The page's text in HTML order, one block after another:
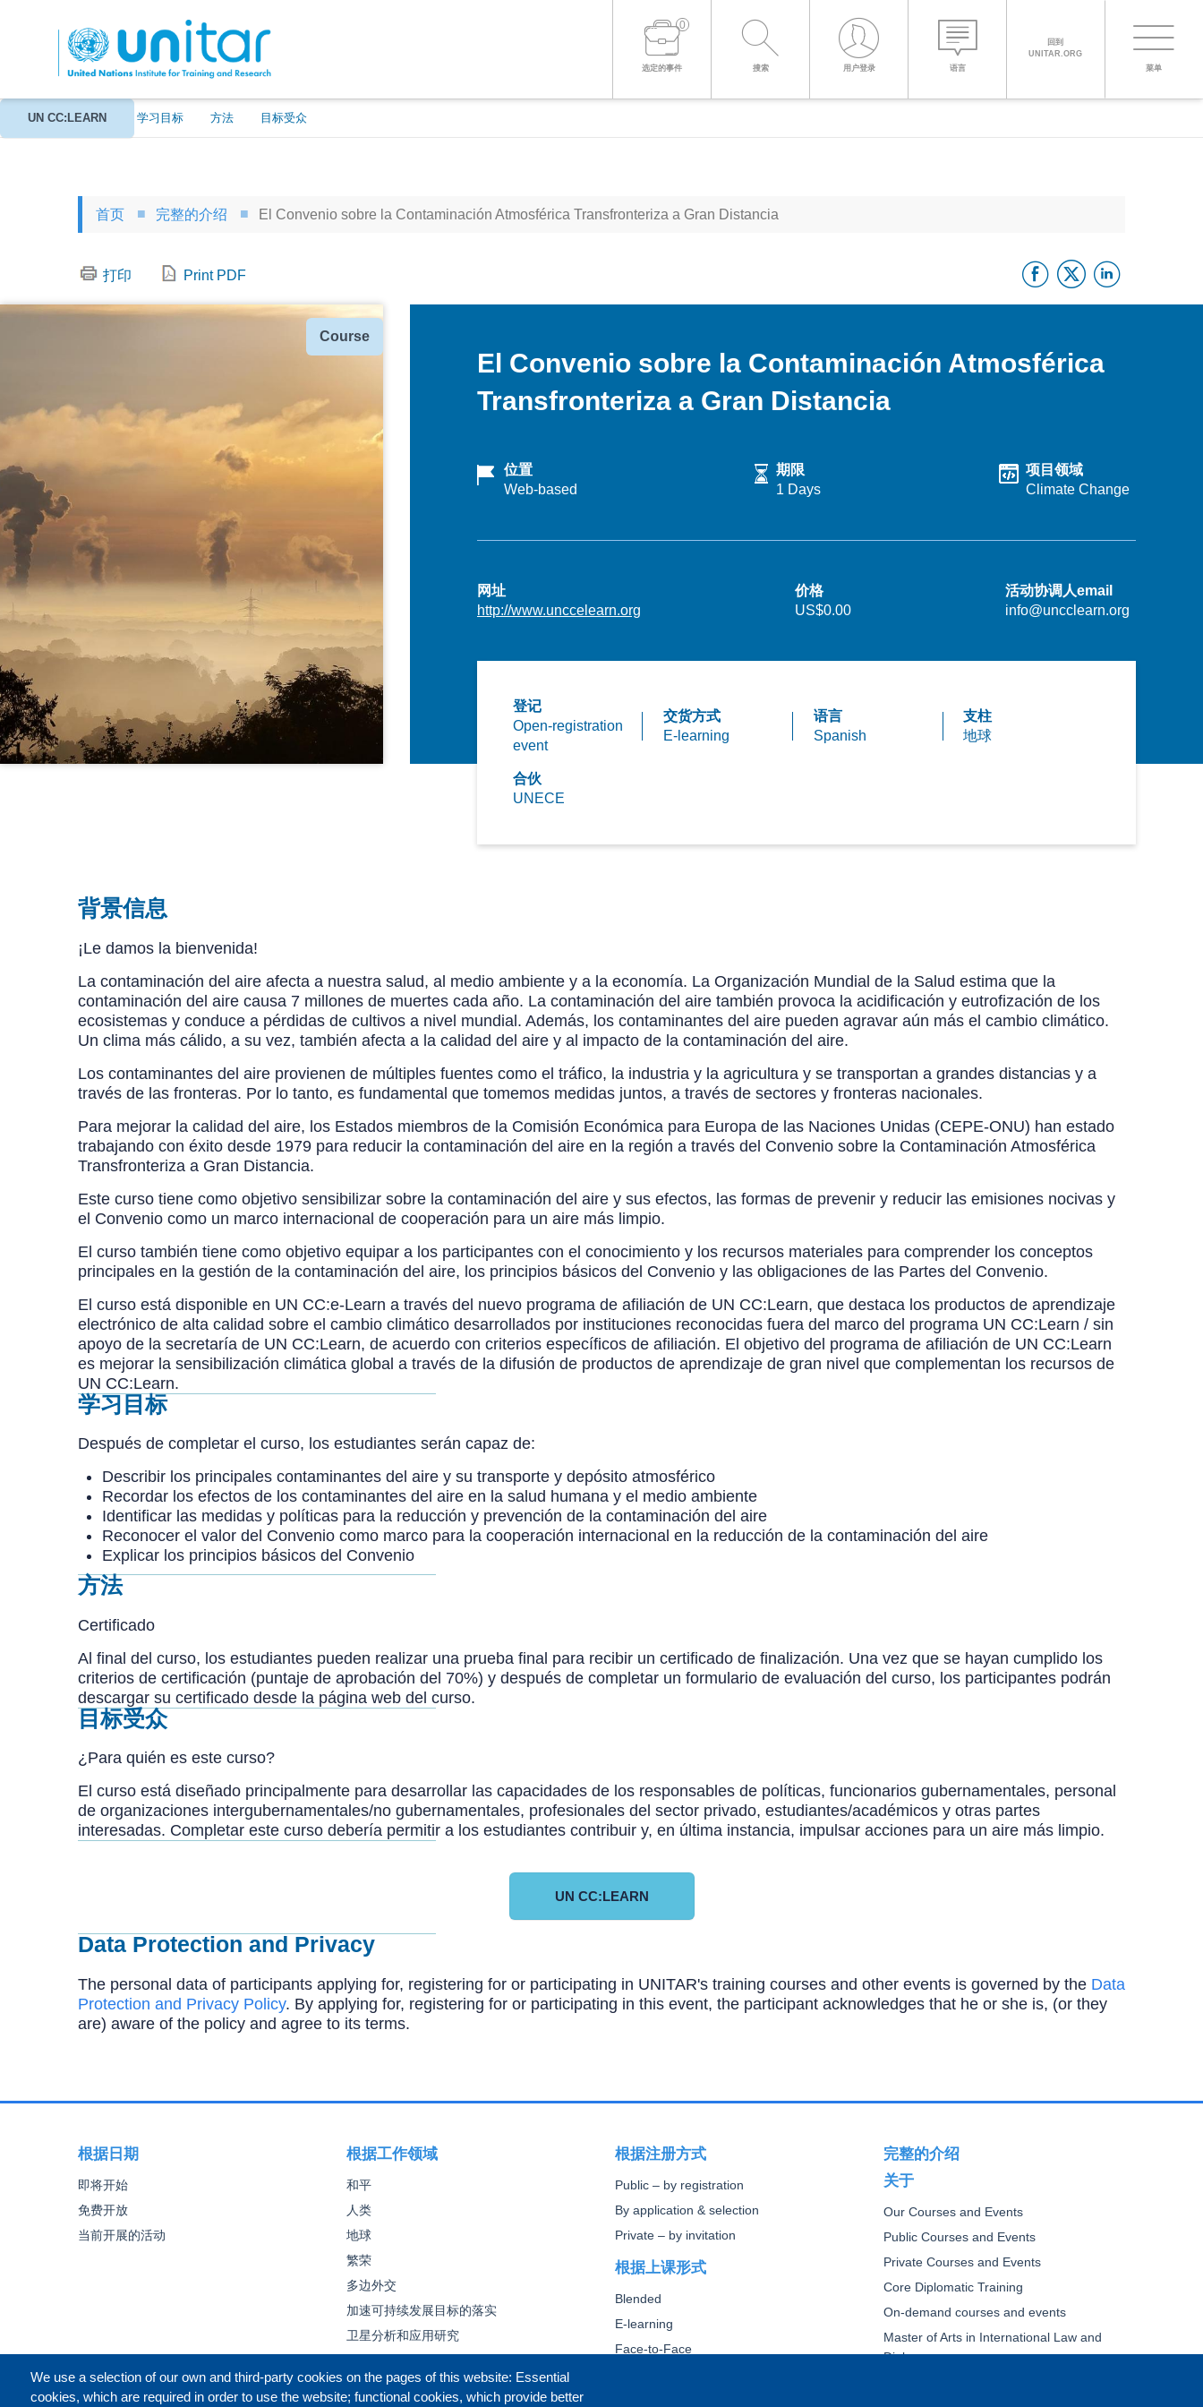
0
选定的事件 搜索 用户登录 语言
回到
UNITAR.ORG
菜单
关于 背景信息 学习目标 方法 目标受众
UN CC:LEARN
PROCEED WITH CHECKOUT
登录到您的帐户
CHINESE,
SIMPLIFIED
FRANÇAIS
首页 完整的介绍 El Convenio sobre la Contaminación Atmosférica Transfronteriza a Gran Distancia
打印 Print PDF Facebook
Twitter
种
类
Course
El Convenio sobre la Contaminación Atmosférica
Transfronteriza a Gran Distancia
位置
Web-based
期限
1 Days
项目领域
Climate Change
网址
http://www.unccelearn.org
价格
US$0.00
活动协调人email
info@uncclearn.org
登记
Open-registration
event
交货方式
E-learning
语言
Spanish
支柱
地球
合伙
UNECE
背景信息
¡Le damos la bienvenida!
La contaminación del aire afecta a nuestra salud, al medio ambiente y a la economía. La Organización Mundial de la Salud estima que la
contaminación del aire causa 7 millones de muertes cada año. La contaminación del aire también provoca la acidificación y eutrofización de los
ecosistemas y conduce a pérdidas de cultivos a nivel mundial. Además, los contaminantes del aire pueden agravar aún más el cambio climático.
Un clima más cálido, a su vez, también afecta a la calidad del aire y al impacto de la contaminación del aire.
Los contaminantes del aire provienen de múltiples fuentes como el tráfico, la industria y la agricultura y se transportan a grandes distancias y a
través de las fronteras. Por lo tanto, es fundamental que tomemos medidas juntos, a través de sectores y fronteras nacionales.
Para mejorar la calidad del aire, los Estados miembros de la Comisión Económica para Europa de las Naciones Unidas (CEPE-ONU) han estado
trabajando con éxito desde 1979 para reducir la contaminación del aire en la región a través del Convenio sobre la Contaminación Atmosférica
Transfronteriza a Gran Distancia.
Este curso tiene como objetivo sensibilizar sobre la contaminación del aire y sus efectos, las formas de prevenir y reducir las emisiones nocivas y
el Convenio como un marco internacional de cooperación para un aire más limpio.
El curso también tiene como objetivo equipar a los participantes con el conocimiento y los recursos materiales para comprender los conceptos
principales en la gestión de la contaminación del aire, los principios básicos del Convenio y las obligaciones de las Partes del Convenio.
El curso está disponible en UN CC:e-Learn a través del nuevo programa de afiliación de UN CC:Learn, que destaca los productos de aprendizaje
electrónico de alta calidad sobre el cambio climático desarrollados por instituciones reconocidas fuera del marco del programa UN CC:Learn / sin
apoyo de la secretaría de UN CC:Learn, de acuerdo con criterios específicos de afiliación. El objetivo del programa de afiliación de UN CC:Learn
es mejorar la sensibilización climática global a través de la difusión de productos de aprendizaje de gran nivel que complementan los recursos de
UN CC:Learn.
学习目标
Después de completar el curso, los estudiantes serán capaz de:
Describir los principales contaminantes del aire y su transporte y depósito atmosférico
Recordar los efectos de los contaminantes del aire en la salud humana y el medio ambiente
Identificar las medidas y políticas para la reducción y prevención de la contaminación del aire
Reconocer el valor del Convenio como marco para la cooperación internacional en la reducción de la contaminación del aire
Explicar los principios básicos del Convenio
方法
Certificado
Al final del curso, los estudiantes pueden realizar una prueba final para recibir un certificado de finalización. Una vez que se hayan cumplido los
criterios de certificación (puntaje de aprobación del 70%) y después de completar un formulario de evaluación del curso, los participantes podrán
descargar su certificado desde la página web del curso.
目标受众
¿Para quién es este curso?
El curso está diseñado principalmente para desarrollar las capacidades de los responsables de políticas, funcionarios gubernamentales, personal
de organizaciones intergubernamentales/no gubernamentales, profesionales del sector privado, estudiantes/académicos y otras partes
interesadas. Completar este curso debería permitir a los estudiantes contribuir y, en última instancia, impulsar acciones para un aire más limpio.
UN CC:LEARN
Data Protection and Privacy
The personal data of participants applying for, registering for or participating in UNITAR's training courses and other events is governed by the Data
Protection and Privacy Policy. By applying for, registering for or participating in this event, the participant acknowledges that he or she is, (or they
are) aware of the policy and agree to its terms.
We use a selection of our own and third-party cookies on the pages of this website: Essential
cookies, which are required in order to use the website; functional cookies, which provide better
根据日期
即将开始
免费开放
当前开展的活动
根据工作领域
和平
人类
地球
繁荣
多边外交
加速可持续发展目标的落实
卫星分析和应用研究
根据注册方式
Public – by registration
By application & selection
Private – by invitation
根据上课形式
Blended
E-learning
Face-to-Face
完整的介绍
关于
Our Courses and Events
Public Courses and Events
Private Courses and Events
Core Diplomatic Training
On-demand courses and events
Master of Arts in International Law and
Diplomacy